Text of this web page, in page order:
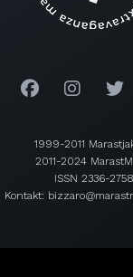
1999-2011
2011-2024
ISSN 2336-2758
Kontakt: